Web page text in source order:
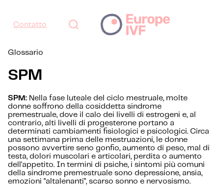
Contatto
Glossario
SPM
SPM: Nella fase luteale del ciclo mestruale, molte
donne soffrono della cosiddetta sindrome
premestruale, dove il calo dei livelli di estrogeni e, al
contrario, alti livelli di progesterone portano a
determinati cambiamenti fisiologici e psicologici. Circa
una settimana prima delle mestruazioni, le donne
possono avvertire seno gonfio, aumento di peso, mal di
testa, dolori muscolari e articolari, perdita o aumento
dell'appetito. In termini di psiche, i sintomi più comuni
della sindrome premestruale sono depressione, ansia,
emozioni "altalenanti", scarso sonno e nervosismo.